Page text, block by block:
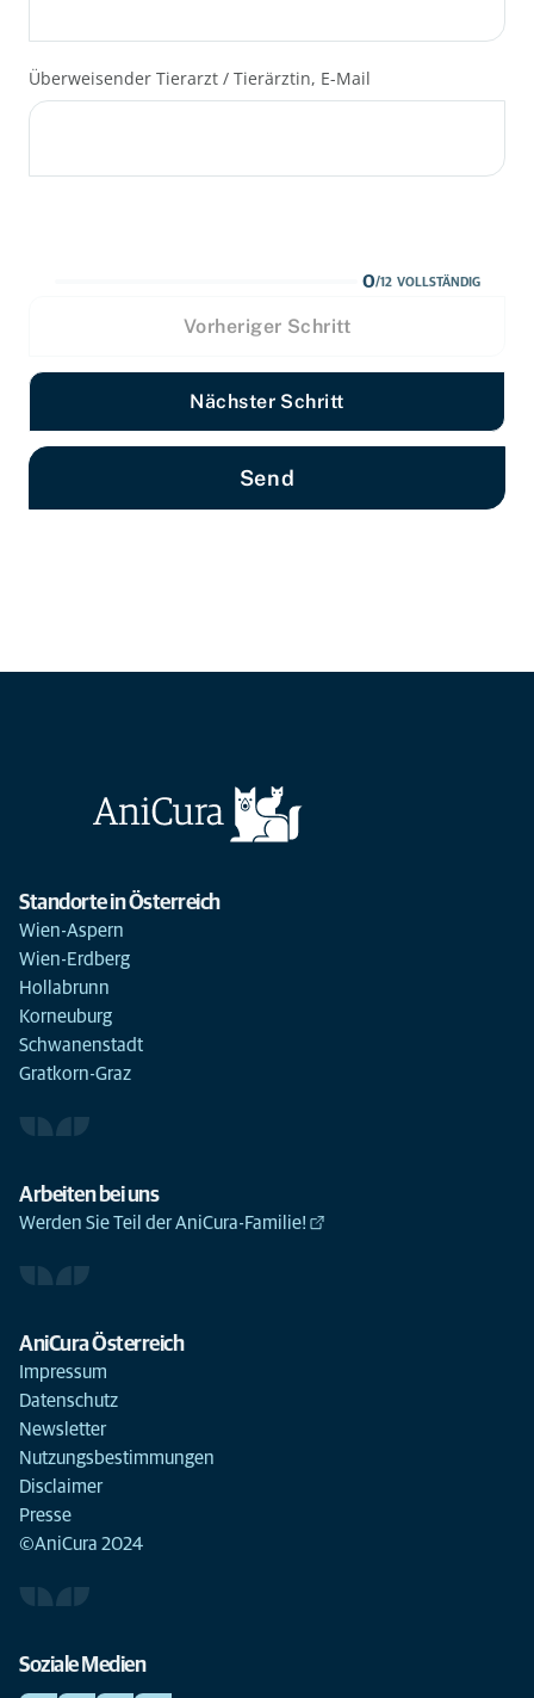
Tierklinik Hollabrunn
Tierklinik Schwanenstadt
Überweisender Tierarzt / Tierärztin, E-Mail
0/12 VOLLSTÄNDIG
Vorheriger Schritt
Nächster Schritt
Send
Standorte in Österreich
Wien-Aspern
Wien-Erdberg
Hollabrunn
Korneuburg
Schwanenstadt
Gratkorn-Graz
Arbeiten bei uns
Werden Sie Teil der AniCura-Familie!
AniCura Österreich
Impressum
Datenschutz
Newsletter
Nutzungsbestimmungen
Disclaimer
Presse
©AniCura 2024
Soziale Medien